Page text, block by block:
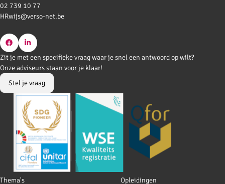
02 739 10 77
HRwijs@verso-net.be
Go
to
Facebook
Go
to
LinkedIn
Footer
Thema's Opleidingen
Zit je met een specifieke vraag waar je snel een antwoord op wilt?
Onze adviseurs staan voor je klaar!
Stel je vraag